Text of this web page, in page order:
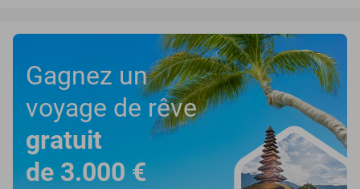
Gagnez un
voyage de rêve
gratuit
de 3.000 €